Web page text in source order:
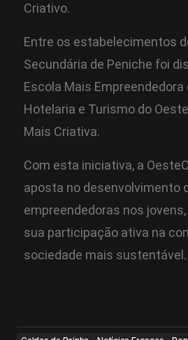
Criativo.
Entre os estabelecimentos
Secundária de Peniche foi
Escola Mais Empreendedora
Hotelaria e Turismo do
Mais Criativa.
Com esta iniciativa, a
aposta no desenvolvimento
empreendedoras nos
sua participação ativa na
sociedade mais sustentável.